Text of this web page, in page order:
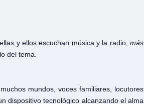
y ellos escuchan música y la radio, más
del tema.
mundos, voces familiares, locutores
dispositivo tecnológico alcanzando el alma